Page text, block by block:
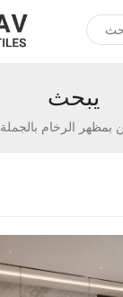
يبحث
بمظهر الرخام بالجملة